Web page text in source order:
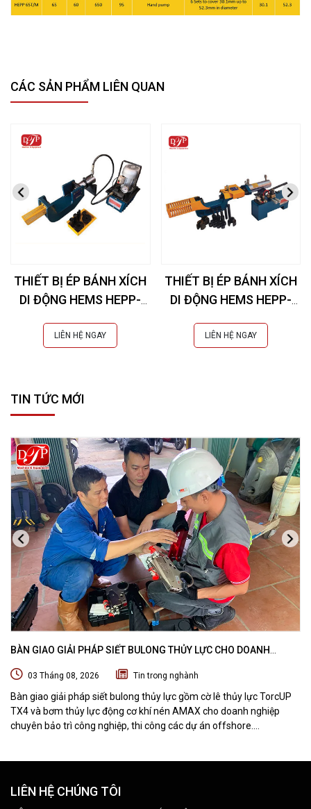
CÁC SẢN PHẨM LIÊN QUAN
THIẾT BỊ ÉP BÁNH XÍCH
DI ĐỘNG HEMS HEPP-
LIÊN HỆ NGAY
THIẾT BỊ ÉP BÁNH XÍCH
DI ĐỘNG HEMS HEPP-
LIÊN HỆ NGAY
TIN TỨC MỚI
BÀN GIAO GIẢI PHÁP SIẾT BULONG THỦY LỰC CHO DOANH
03 Tháng 08, 2026 Tin trong nghành
Bàn giao giải pháp siết bulong thủy lực gồm cờ lê thủy lực TorcUP
TX4 và bơm thủy lực động cơ khí nén AMAX cho doanh nghiệp
chuyên bảo trì công nghiệp, thi công các dự án offshore.
LIÊN HỆ CHÚNG TÔI